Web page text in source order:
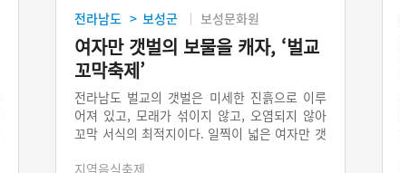
전라남도 > 보성군 보성문화원
여자만 갯벌의 보물을 캐자, ‘벌교
꼬막축제’
전라남도 벌교의 갯벌은 미세한 진흙으로 이루
어져 있고, 모래가 섞이지 않고, 오염되지 않아
꼬막 서식의 최적지이다. 일찍이 넓은 여자만 갯
채취하기 위해 널배와 특별히 제작된 꼬막채취
지역음식축제